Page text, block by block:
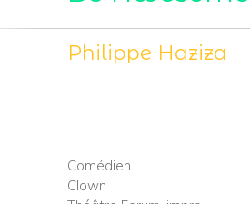
Philippe Haziza
Comédien
Clown